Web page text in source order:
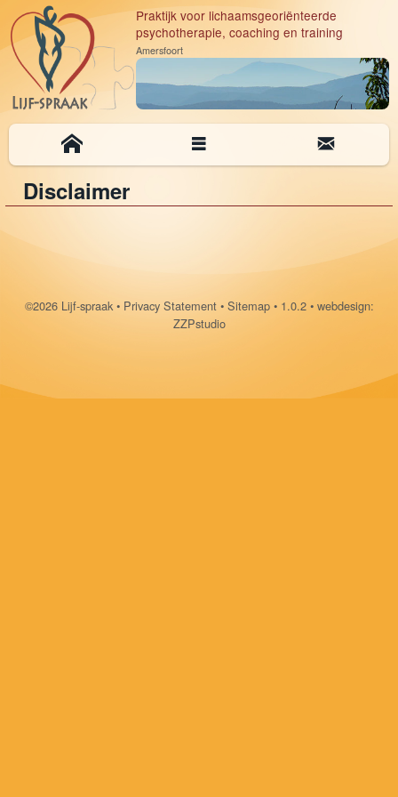
Praktijk voor lichaamsgeoriënteerde
psychotherapie, coaching en training
Amersfoort
Disclaimer
©2026 Lijf-spraak• Privacy Statement• Sitemap• 1.0.2 • webdesign:
ZZPstudio